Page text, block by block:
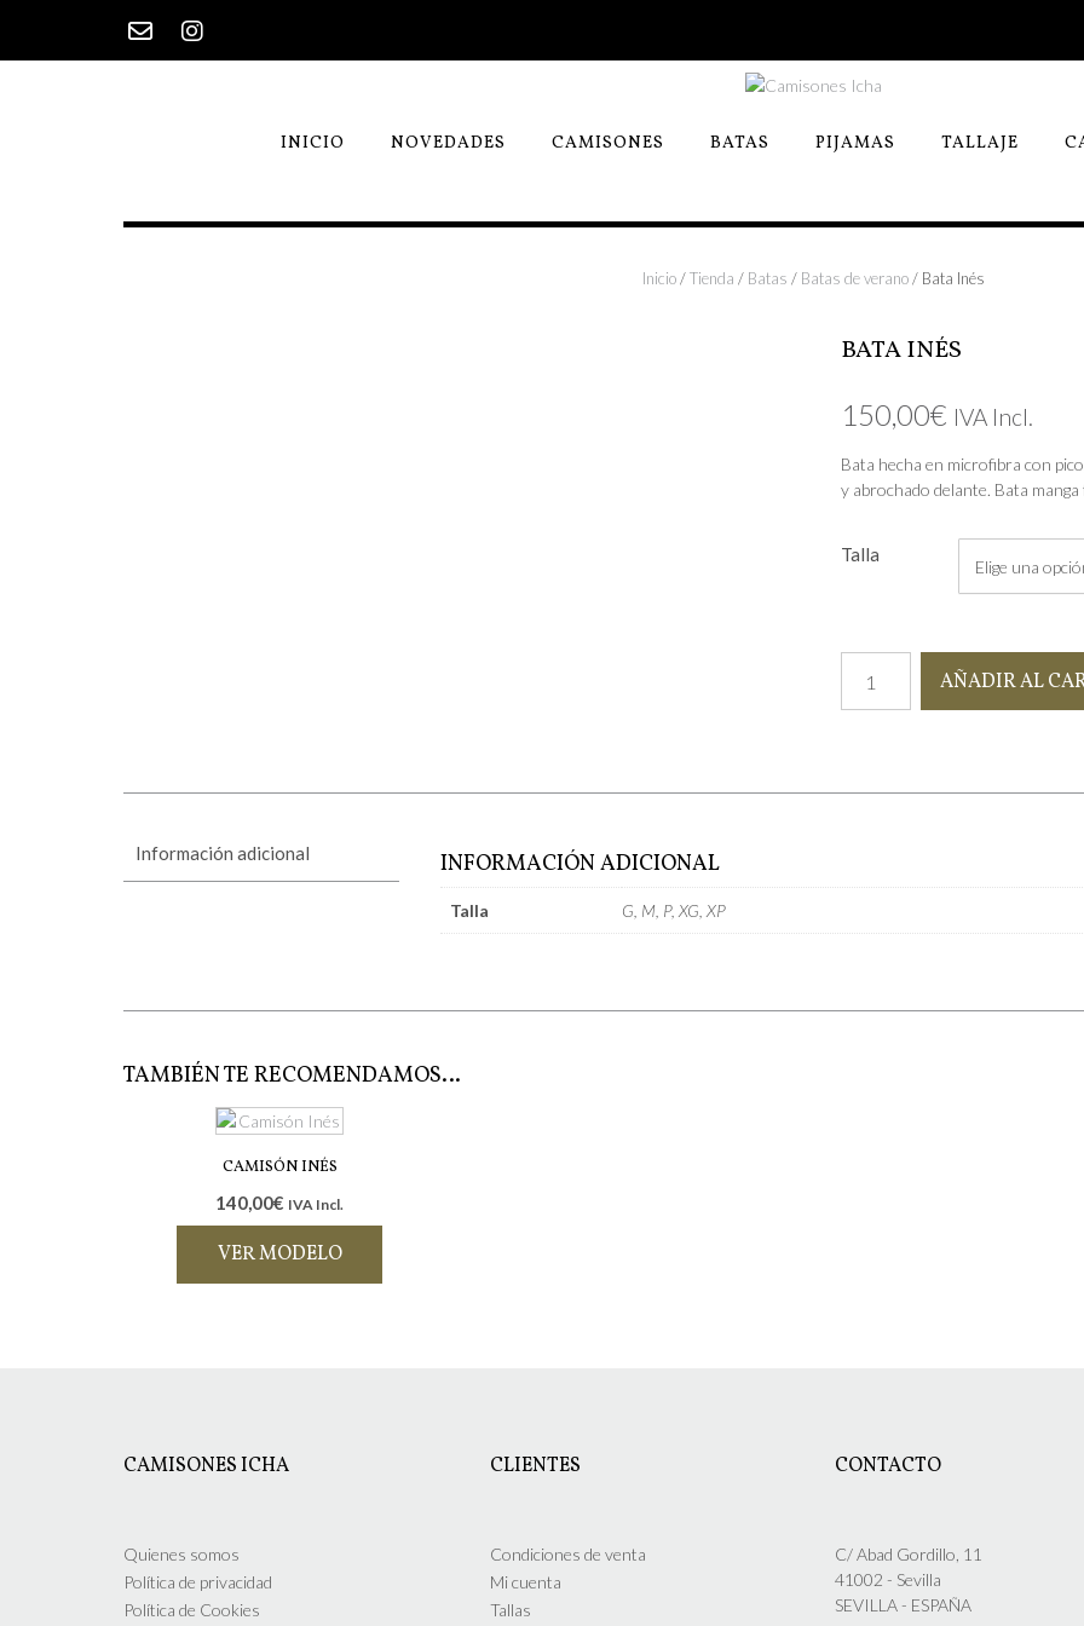
contenido
INICIO NOVEDADES CAMISONES BATAS PIJAMAS TALLAJE
Inicio/Tienda / Batas / Batas de verano/ Bata Inés
BATA INÉS
150,00€ IVA Incl.
Bata hecha en microfibra con
y abrochado delante. Bata
Talla
Inés
cantidad
AÑADIR AL
Información adicional INFORMACIÓN ADICIONAL
Talla G, M, P, XG, XP
TAMBIÉN TE RECOMENDAMOS…
CAMISÓN INÉS
140,00€ IVA Incl.
VER MODELO
se
CAMISONES ICHA
Quienes somos
Política de privacidad
Política de Cookies
CLIENTES
Condiciones de venta
Mi cuenta
Tallas
CONTACTO
C/ Abad Gordillo, 11
41002 - Sevilla
SEVILLA - ESPAÑA